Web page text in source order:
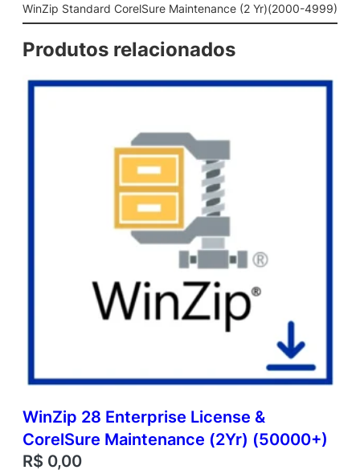
WinZip Standard CorelSure Maintenance (2 Yr)(2000-4999)
Produtos relacionados
WinZip 28 Enterprise License &
CorelSure Maintenance (2Yr) (50000+)
R$ 0,00